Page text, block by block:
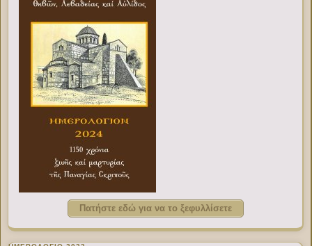
Πατήστε εδώ για να το ξεφυλλίσετε